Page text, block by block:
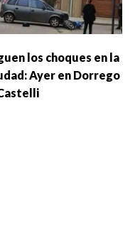
los choques en la
Ayer en Dorrego